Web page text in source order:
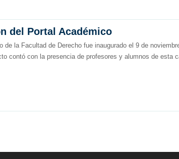
del Portal Académico
de la Facultad de Derecho fue inaugurado el 9 de
contó con la presencia de profesores y alumnos de esta